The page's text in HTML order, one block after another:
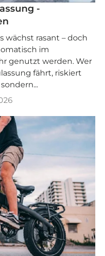
-
wächst rasant – doch
im
genutzt werden. Wer
fährt, riskiert